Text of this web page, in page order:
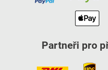
Partneři pro